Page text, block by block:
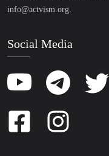
info@actvism.org.
Social Media